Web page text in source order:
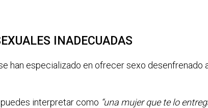
INADECUADAS
han especializado en ofrecer sexo desenfrenado
interpretar como “una mujer que te lo